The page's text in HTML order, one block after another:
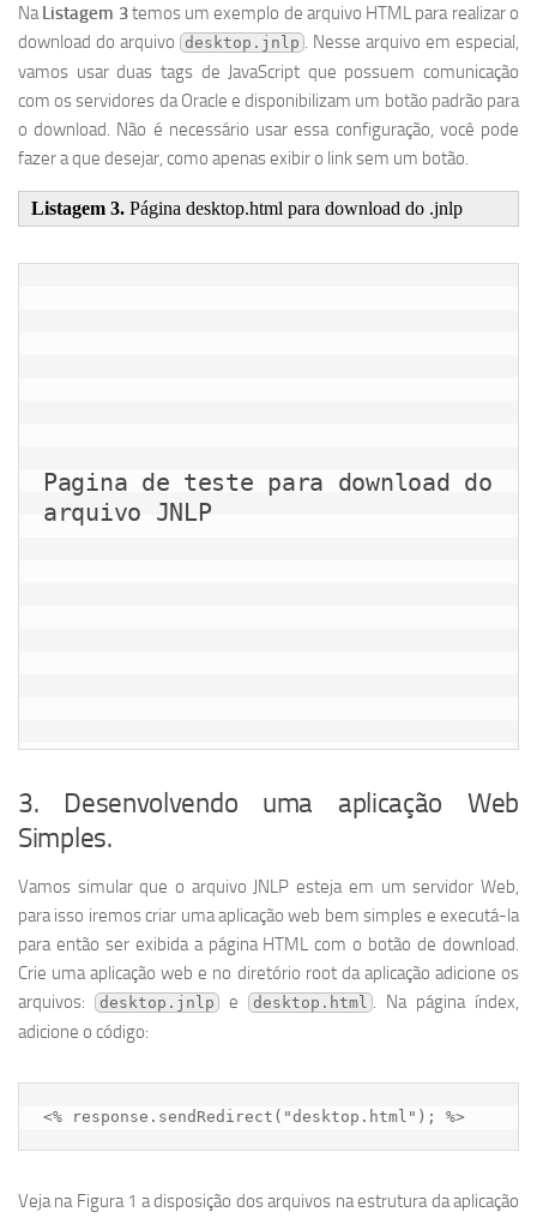
NaListagem 3temos um exemplo de arquivo HTML para realizar o
download do arquivo desktop.jnlp . Nesse arquivo em especial,
vamos usar duas tags de JavaScript que possuem comunicação
com os servidores da Oracle e disponibilizam um botão padrão para
o download. Não é necessário usar essa configuração, você pode
fazer a que desejar, como apenas exibir o link sem um botão.
Listagem 3. Página desktop.html para download do .jnlp
Pagina de teste para download do
arquivo JNLP
3. Desenvolvendo uma aplicação Web
Simples.
Vamos simular que o arquivo JNLP esteja em um servidor Web,
para isso iremos criar uma aplicação web bem simples e executá-la
para então ser exibida a página HTML com o botão de download.
Crie uma aplicação web e no diretório root da aplicação adicione os
arquivos:
desktop.jnlp e desktop.html . Na página índex,
adicione o código:
<% response.sendRedirect("desktop.html"); %>
Veja na Figura 1 a disposição dos arquivos na estrutura da aplicação